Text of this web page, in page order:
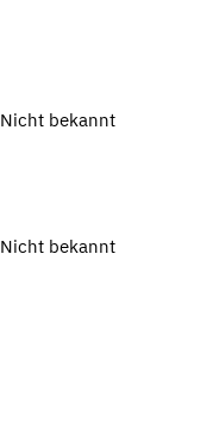
Nicht bekannt
Nicht bekannt